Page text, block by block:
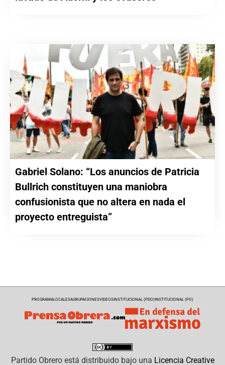
Gabriel Solano: “Los anuncios de Patricia
Bullrich constituyen una maniobra
confusionista que no altera en nada el
proyecto entreguista”
PROGRAMALOCALESAGRUPACIONESVIDEOSINSTITUCIONAL (PDO)INSTITUCIONAL (PO)
Partido Obreroestá distribuido bajo una Licencia Creative